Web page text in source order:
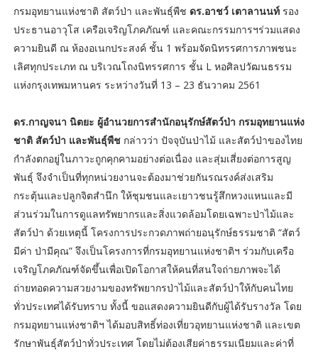
กรมอุทยานแห่งชาติ สัตว์ป่า และพันธุ์พืช ดร.อาชว์ เตาลานนท์ รอง
ประธานอาวุโส เครือเจริญโภคภัณฑ์ และคณะกรรมการฯร่วมแสดง
ความยินดี ณ ห้องอเนกประสงค์ ชั้น 1 พร้อมจัดนิทรรศการภาพชนะ
เลิศทุกประเภท ณ บริเวณโถงนิทรรศการ ชั้น L หอศิลปวัฒนธรรม
แห่งกรุงเทพมหานคร ระหว่างวันที่ 13 – 23 ธันวาคม 2561
ดร.กาญจนา นิตยะ ผู้อำนวยการสำนักอนุรักษ์สัตว์ป่า กรมอุทยานแห่ง
ชาติ สัตว์ป่า และพันธุ์พืชกล่าวว่า ปัจจุบันป่าไม้ และสัตว์ป่าของไทย
กำลังตกอยู่ในภาวะถูกคุกคามอย่างต่อเนื่อง และสุ่มเสี่ยงต่อการสูญ
พันธุ์ จึงจำเป็นที่ทุกหน่วยงานจะต้องมาช่วยกันรณรงค์ส่งเสริม
กระตุ้นและปลูกจิตสำนึก ให้ชุมชนและเยาวชนรู้สึกหวงแหนและมี
ส่วนร่วมในการดูแลทรัพยากรและสิ่งแวดล้อมโดยเฉพาะป่าไม้และ
สัตว์ป่า ด้วยเหตุนี้ โครงการประกวดภาพถ่ายอนุรักษ์ธรรมชาติ “สัตว์
มีค่า ป่ามีคุณ” จึงเป็นโครงการที่กรมอุทยานแห่งชาติฯ ร่วมกับเครือ
เจริญโภคภัณฑ์จัดขึ้นเพื่อเปิดโอกาสให้คนที่สนใจถ่ายภาพจะได้
ถ่ายทอดความสวยงามของทรัพยากรป่าไม้และสัตว์ป่าให้กับคนไทย
ทั่วประเทศได้รับทราบ ทั้งนี้ ขอแสดงความยินดีกับผู้ได้รับรางวัล โดย
กรมอุทยานแห่งชาติฯ ได้มอบสิทธิ์ท่องเที่ยวอุทยานแห่งชาติ และเขต
รักษาพันธุ์สัตว์ป่าทั่วประเทศ โดยไม่ต้องเสียค่าธรรมเนียมและค่าที่